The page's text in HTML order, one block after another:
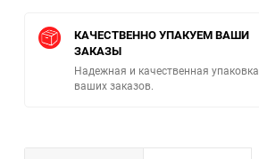
КАЧЕСТВЕННО УПАКУЕМ ВАШИ
ЗАКАЗЫ
Надежная и качественная упаковка
ваших заказов.